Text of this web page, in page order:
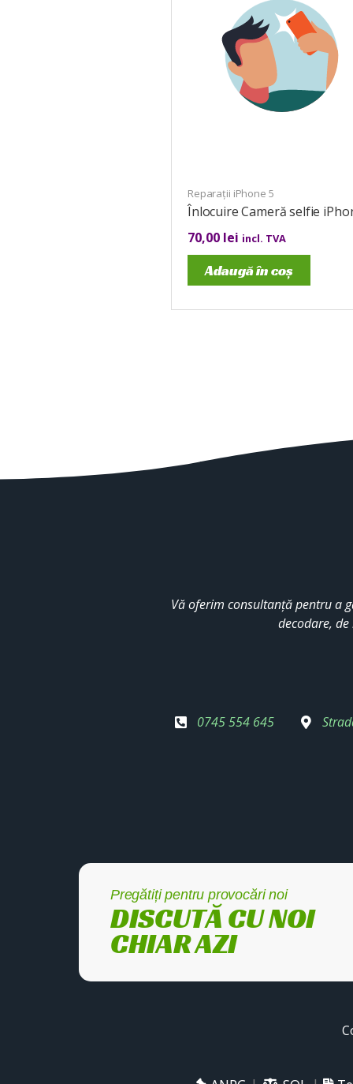
Reparații iPhone 5
Înlocuire Cameră selfie
70,00 lei incl. TVA
Adaugă în coș
Vă oferim consultanță pentru a
decodare,
0745 554 645
Pregătiți pentru provocări noi
DISCUTĂ CU NOI
CHIAR AZI